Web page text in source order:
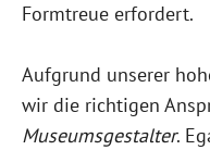
Formtreue erfordert.
Aufgrund unserer
wir die richtigen
Museumsgestalter.